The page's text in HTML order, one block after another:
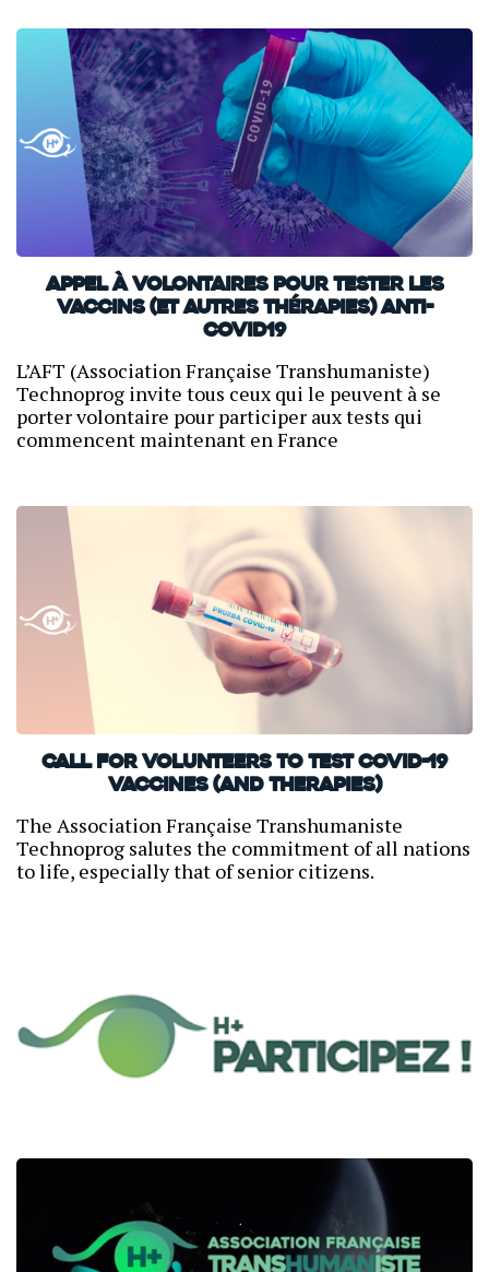
Appel à volontaires pour tester les
vaccins (et autres thérapies) anti-
CoVid19
L’AFT (Association Française Transhumaniste)
Technoprog invite tous ceux qui le peuvent à se
porter volontaire pour participer aux tests qui
commencent maintenant en France
Call for volunteers to test COVID-19
vaccines (and therapies)
The Association Française Transhumaniste
Technoprog salutes the commitment of all nations
to life, especially that of senior citizens.